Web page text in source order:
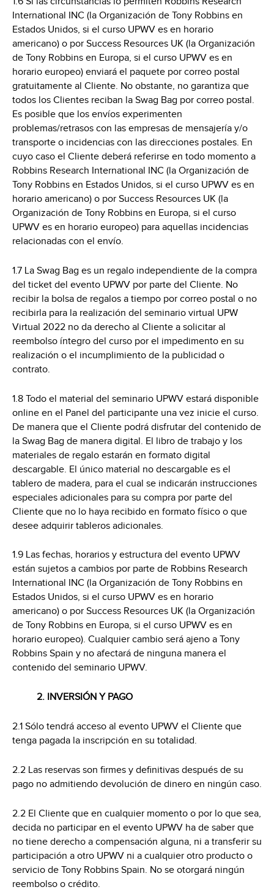
International INC (la Organización de Tony Robbins en
Estados Unidos, si el curso UPWV es en horario
americano) o por Success Resources UK (la Organización
de Tony Robbins en Europa, si el curso UPWV es en
horario europeo) enviará el paquete por correo postal
gratuitamente al Cliente. No obstante, no garantiza que
todos los Clientes reciban la Swag Bag por correo postal.
Es posible que los envíos experimenten
problemas/retrasos con las empresas de mensajería y/o
transporte o incidencias con las direcciones postales. En
cuyo caso el Cliente deberá referirse en todo momento a
Robbins Research International INC (la Organización de
Tony Robbins en Estados Unidos, si el curso UPWV es en
horario americano) o por Success Resources UK (la
Organización de Tony Robbins en Europa, si el curso
UPWV es en horario europeo) para aquellas incidencias
relacionadas con el envío.
1.7 La Swag Bag es un regalo independiente de la compra
del ticket del evento UPWV por parte del Cliente. No
recibir la bolsa de regalos a tiempo por correo postal o no
recibirla para la realización del seminario virtual UPW
Virtual 2022 no da derecho al Cliente a solicitar al
reembolso íntegro del curso por el impedimento en su
realización o el incumplimiento de la publicidad o
contrato.
1.8 Todo el material del seminario UPWV estará disponible
online en el Panel del participante una vez inicie el curso.
De manera que el Cliente podrá disfrutar del contenido de
la Swag Bag de manera digital. El libro de trabajo y los
materiales de regalo estarán en formato digital
descargable. El único material no descargable es el
tablero de madera, para el cual se indicarán instrucciones
especiales adicionales para su compra por parte del
Cliente que no lo haya recibido en formato físico o que
desee adquirir tableros adicionales.
1.9 Las fechas, horarios y estructura del evento UPWV
están sujetos a cambios por parte de Robbins Research
International INC (la Organización de Tony Robbins en
Estados Unidos, si el curso UPWV es en horario
americano) o por Success Resources UK (la Organización
de Tony Robbins en Europa, si el curso UPWV es en
horario europeo). Cualquier cambio será ajeno a Tony
Robbins Spain y no afectará de ninguna manera el
contenido del seminario UPWV.
2. INVERSIÓN Y PAGO
2.1 Sólo tendrá acceso al evento UPWV el Cliente que
tenga pagada la inscripción en su totalidad.
2.2 Las reservas son firmes y definitivas después de su
pago no admitiendo devolución de dinero en ningún caso.
2.2 El Cliente que en cualquier momento o por lo que sea,
decida no participar en el evento UPWV ha de saber que
no tiene derecho a compensación alguna, ni a transferir su
participación a otro UPWV ni a cualquier otro producto o
servicio de Tony Robbins Spain. No se otorgará ningún
reembolso o crédito.